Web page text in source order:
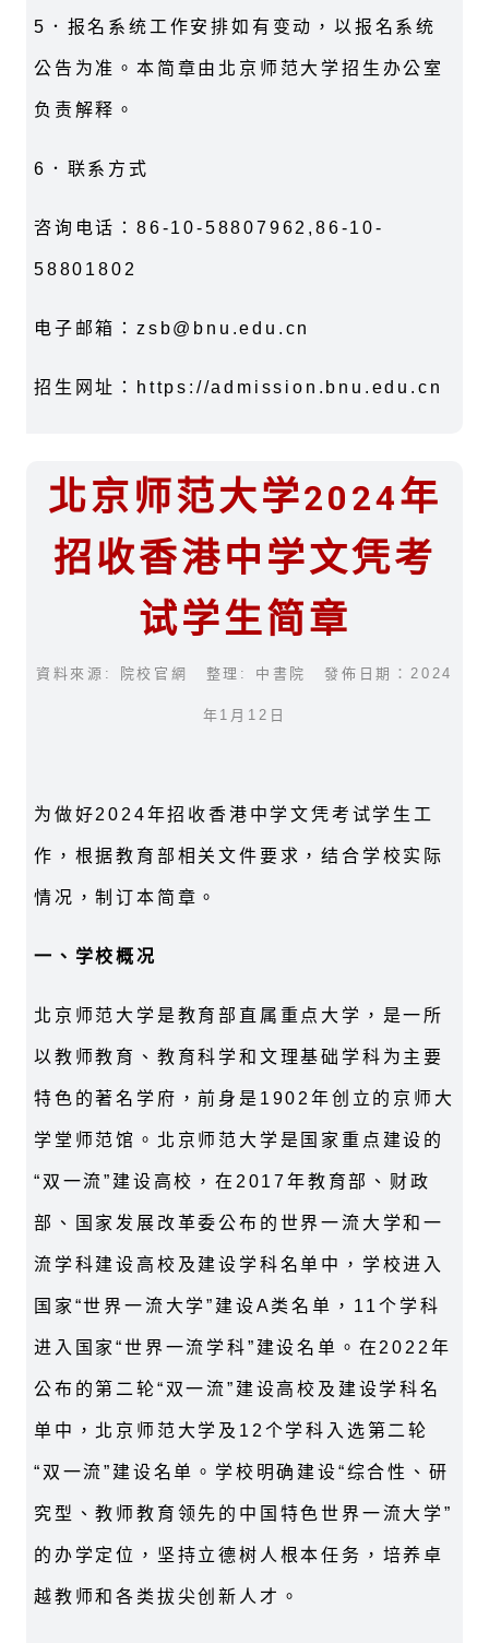
5．报名系统工作安排如有变动，以报名系统
公告为准。本简章由北京师范大学招生办公室
负责解释。
6．联系方式
咨询电话：86-10-58807962,86-10-
58801802
电子邮箱：zsb@bnu.edu.cn
招生网址：https://admission.bnu.edu.cn
北京师范大学2024年
招收香港中学文凭考
试学生简章
資料來源: 院校官網 整理: 中書院 發佈日期：2024
年1月12日
为做好2024年招收香港中学文凭考试学生工
作，根据教育部相关文件要求，结合学校实际
情况，制订本简章。
一、学校概况
北京师范大学是教育部直属重点大学，是一所
以教师教育、教育科学和文理基础学科为主要
特色的著名学府，前身是1902年创立的京师大
学堂师范馆。北京师范大学是国家重点建设的
“双一流”建设高校，在2017年教育部、财政
部、国家发展改革委公布的世界一流大学和一
流学科建设高校及建设学科名单中，学校进入
国家“世界一流大学”建设A类名单，11个学科
进入国家“世界一流学科”建设名单。在2022年
公布的第二轮“双一流”建设高校及建设学科名
单中，北京师范大学及12个学科入选第二轮
“双一流”建设名单。学校明确建设“综合性、研
究型、教师教育领先的中国特色世界一流大学”
的办学定位，坚持立德树人根本任务，培养卓
越教师和各类拔尖创新人才。